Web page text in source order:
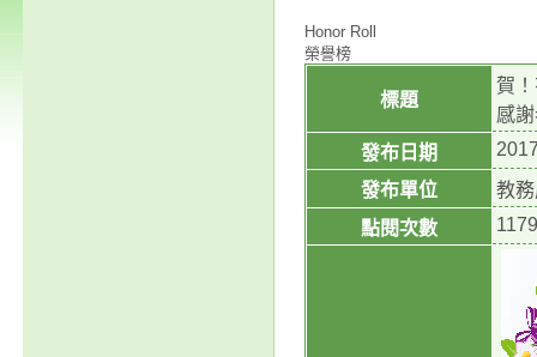
Honor Roll
榮譽榜
標題
賀
感
發布日期
發布單位
教
點閱次數
1179